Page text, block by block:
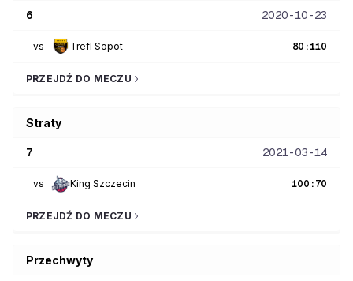
6 2020-10-23
vs Trefl Sopot 80 :110
PRZEJDŹ DO MECZU
Straty
7 2021-03-14
vs King Szczecin 100 : 70
PRZEJDŹ DO MECZU
Przechwyty